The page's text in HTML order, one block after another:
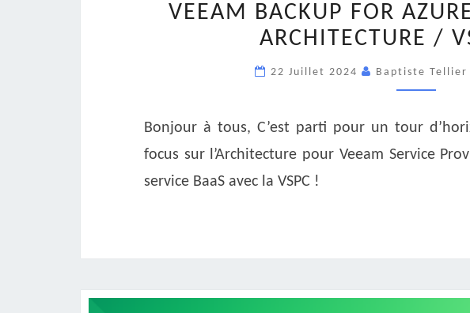
FOR
–
V7
BAAS
VEEAM BACKUP FOR
ARCHITECTURE /
22 Juillet 2024 Baptiste Tellier
Bonjour à tous, C’est parti pour un tour
focus sur l’Architecture pour Veeam Service
service BaaS avec la VSPC !